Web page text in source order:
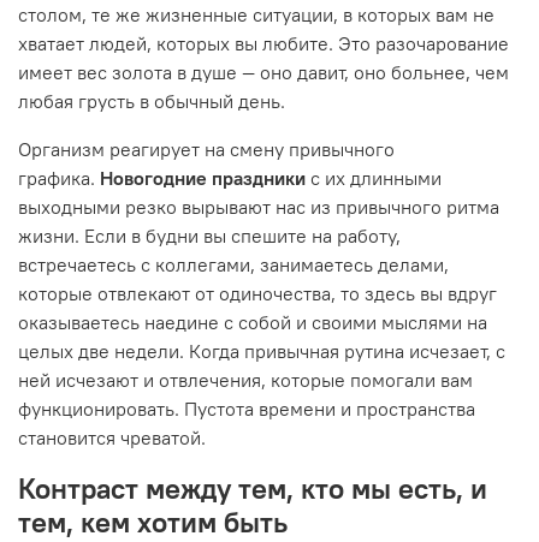
столом, те же жизненные ситуации, в которых вам не
хватает людей, которых вы любите. Это разочарование
имеет вес золота в душе — оно давит, оно больнее, чем
любая грусть в обычный день.
Организм реагирует на смену привычного
графика. Новогодние праздники с их длинными
выходными резко вырывают нас из привычного ритма
жизни. Если в будни вы спешите на работу,
встречаетесь с коллегами, занимаетесь делами,
которые отвлекают от одиночества, то здесь вы вдруг
оказываетесь наедине с собой и своими мыслями на
целых две недели. Когда привычная рутина исчезает, с
ней исчезают и отвлечения, которые помогали вам
функционировать. Пустота времени и пространства
становится чреватой.
Контраст между тем, кто мы есть, и
тем, кем хотим быть